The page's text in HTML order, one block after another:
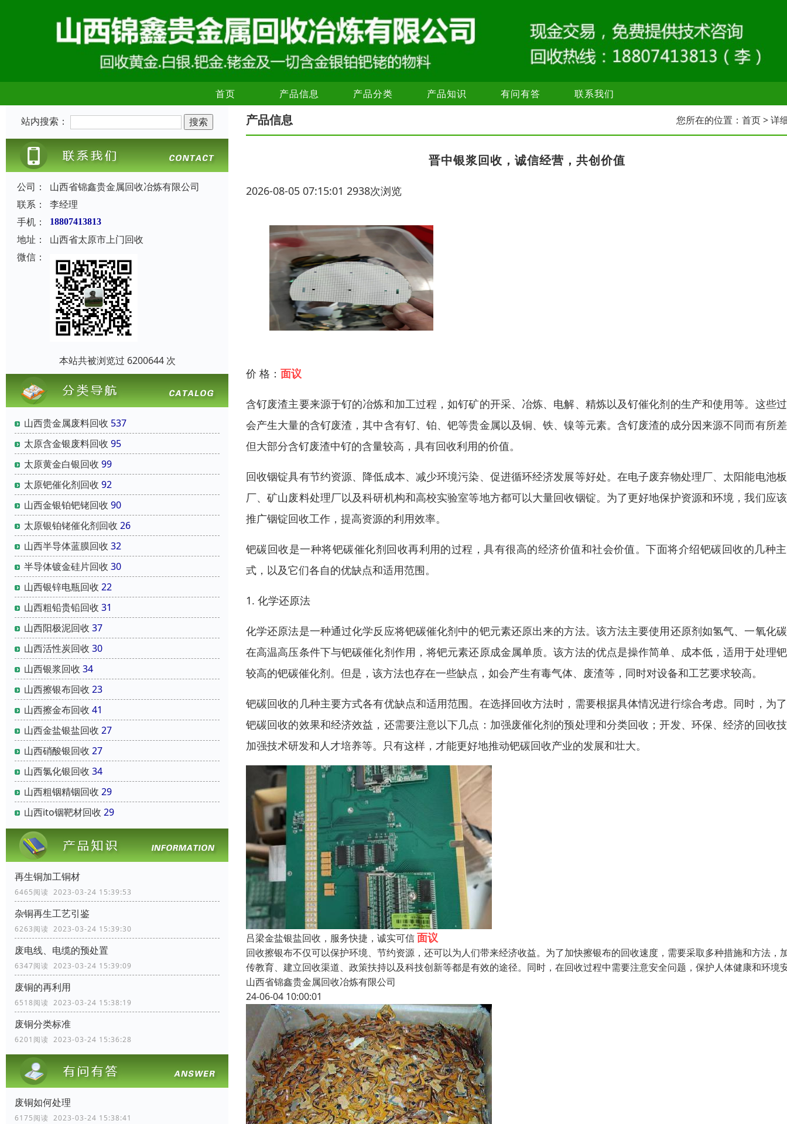
首页 产品信息 产品分类 产品知识 有问有答 联系我们
站内搜索：
公司：
山西省锦鑫贵金属回收冶炼有限公司
联系：
李经理
手机：
18807413813
地址：
山西省太原市上门回收
微信：
本站共被浏览过 6200644 次
山西贵金属废料回收 537
太原含金银废料回收 95
太原黄金白银回收 99
太原钯催化剂回收 92
山西金银铂钯铑回收 90
太原银铂铑催化剂回收 26
山西半导体蓝膜回收 32
半导体镀金硅片回收 30
山西银锌电瓶回收 22
山西粗铅贵铅回收 31
山西阳极泥回收 37
山西活性炭回收 30
山西银浆回收 34
山西擦银布回收 23
山西擦金布回收 41
山西金盐银盐回收 27
山西硝酸银回收 27
山西氯化银回收 34
山西粗铟精铟回收 29
山西ito铟靶材回收 29
再生铜加工铜材
6465阅读 2023-03-24 15:39:53
杂铜再生工艺引鉴
6263阅读 2023-03-24 15:39:30
废电线、电缆的预处置
6347阅读 2023-03-24 15:39:09
废铜的再利用
6518阅读 2023-03-24 15:38:19
废铜分类标准
6201阅读 2023-03-24 15:36:28
废铜如何处理
6175阅读 2023-03-24 15:38:41
产品信息 您所在的位置： 首页> 详
晋中银浆回收，诚信经营，共创价值
2026-08-05 07:15:01 2938次浏览
价 格： 面议
含钌废渣主要来源于钌的冶炼和加工过程，如钌矿的开采、冶炼、电解、精炼以及钌催化剂的生产和使用等。这些
会产生大量的含钌废渣，其中含有钌、铂、钯等贵金属以及铜、铁、镍等元素。含钌废渣的成分因来源不同而有所
但大部分含钌废渣中钌的含量较高，具有回收利用的价值。
回收铟锭具有节约资源、降低成本、减少环境污染、促进循环经济发展等好处。在电子废弃物处理厂、太阳能电池
厂、矿山废料处理厂以及科研机构和高校实验室等地方都可以大量回收铟锭。为了更好地保护资源和环境，我们应
推广铟锭回收工作，提高资源的利用效率。
钯碳回收是一种将钯碳催化剂回收再利用的过程，具有很高的经济价值和社会价值。下面将介绍钯碳回收的几种
式，以及它们各自的优缺点和适用范围。
1. 化学还原法
化学还原法是一种通过化学反应将钯碳催化剂中的钯元素还原出来的方法。该方法主要使用还原剂如氢气、一氧化
在高温高压条件下与钯碳催化剂作用，将钯元素还原成金属单质。该方法的优点是操作简单、成本低，适用于处理
较高的钯碳催化剂。但是，该方法也存在一些缺点，如会产生有毒气体、废渣等，同时对设备和工艺要求较高。
钯碳回收的几种主要方式各有优缺点和适用范围。在选择回收方法时，需要根据具体情况进行综合考虑。同时，为
钯碳回收的效果和经济效益，还需要注意以下几点：加强废催化剂的预处理和分类回收；开发、环保、经济的回收
加强技术研发和人才培养等。只有这样，才能更好地推动钯碳回收产业的发展和壮大。
吕梁金盐银盐回收，服务快捷，诚实可信面议
回收擦银布不仅可以保护环境、节约资源，还可以为人们带来经济收益。为了加快擦银布的回收速度，需要采取多种措施和方法，
传教育、建立回收渠道、政策扶持以及科技创新等都是有效的途径。同时，在回收过程中需要注意安全问题，保护人体健康和环境
山西省锦鑫贵金属回收冶炼有限公司
24-06-04 10:00:01